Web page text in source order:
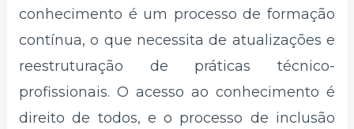
conhecimento é um processo de formação
contínua, o que necessita de atualizações e
reestruturação de práticas técnico-
profissionais. O acesso ao conhecimento é
direito de todos, e o processo de inclusão